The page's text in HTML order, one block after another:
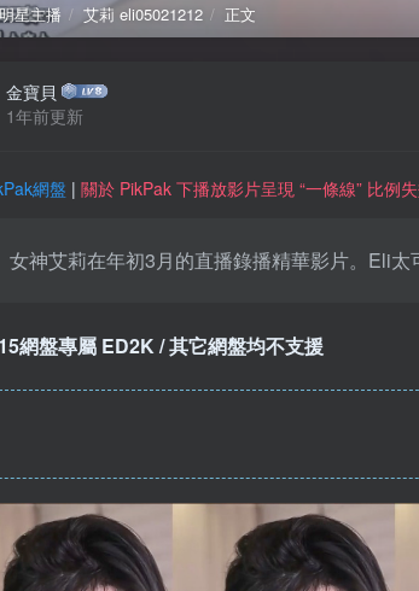
明星主播 艾莉 eli05021212 正文
金寶貝
1年前更新
網盤 | 關於 PikPak 下播放影片呈現 “一條線” 比例
女神艾莉在年初3月的直播錄播精華影片。Eli
網盤專屬 ED2K / 其它網盤均不支援